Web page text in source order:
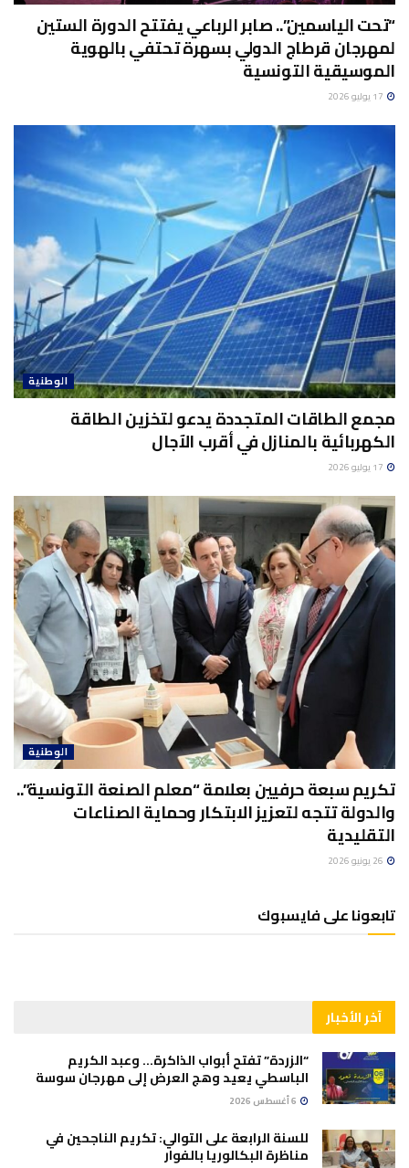
“تحت الياسمين”.. صابر الرباعي يفتتح الدورة الستين
لمهرجان قرطاج الدولي بسهرة تحتفي بالهوية
الموسيقية التونسية
الوطنية
مجمع الطاقات المتجددة يدعو لتخزين الطاقة
الكهربائية بالمنازل في أقرب الآجال
الوطنية
تكريم سبعة حرفيين بعلامة “معلم الصنعة التونسية”..
والدولة تتجه لتعزيز الابتكار وحماية الصناعات
التقليدية
تابعونا على فايسبوك
آخر الأخبار
“الزردة” تفتح أبواب الذاكرة… وعبد الكريم
الباسطي يعيد وهج العرض إلى مهرجان سوسة
للسنة الرابعة على التوالي: تكريم الناجحين في
مناظرة البكالوريا بالفوار